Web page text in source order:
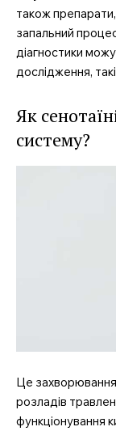
також
запальний
діагностики
дослідження,
Як
систему?
Це
розладів
функціонування